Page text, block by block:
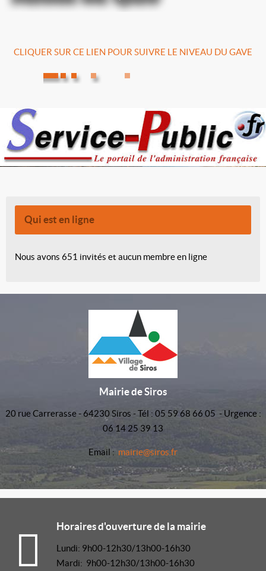
CLIQUER SUR CE LIEN POUR SUIVRE LE NIVEAU DU GAVE
Qui est en ligne
Nous avons 651 invités et aucun membre en ligne
Mairie de Siros
20 rue Carrerasse - 64230 Siros - Tél : 05 59 68 66 05 - Urgence :
06 14 25 39 13
Email : mairie@siros.fr
Horaires d'ouverture de la mairie
Lundi: 9h00-12h30/13h00-16h30
Mardi: 9h00-12h30/13h00-16h30